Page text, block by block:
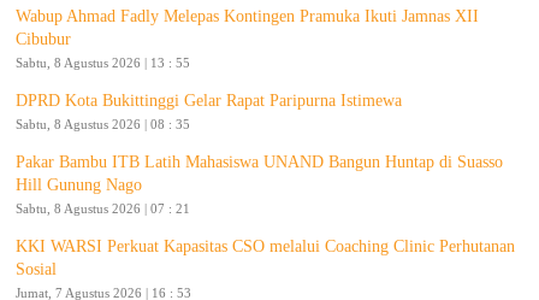
Wabup Ahmad Fadly Melepas Kontingen Pramuka Ikuti Jamnas XII
Cibubur
Sabtu, 8 Agustus 2026 | 13 : 55
DPRD Kota Bukittinggi Gelar Rapat Paripurna Istimewa
Sabtu, 8 Agustus 2026 | 08 : 35
Pakar Bambu ITB Latih Mahasiswa UNAND Bangun Huntap di Suasso
Hill Gunung Nago
Sabtu, 8 Agustus 2026 | 07 : 21
KKI WARSI Perkuat Kapasitas CSO melalui Coaching Clinic Perhutanan
Sosial
Jumat, 7 Agustus 2026 | 16 : 53